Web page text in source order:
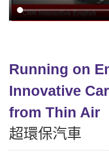
IELTS 雅思課程
自然發音
開口溜英文
旅遊英文
基礎字彙
情境閱讀
英文文法技巧
特色課程
英語俱樂部
ECAM
Let's Talk
日語
韓語
西班牙語
外語即時通
更多
一對一家教
企業訓練
點讀筆教材
影音學英文
學員故事
活動花絮
校園贊助
Recruiting
Running on
Innovative
from Thin Air
超環保汽車